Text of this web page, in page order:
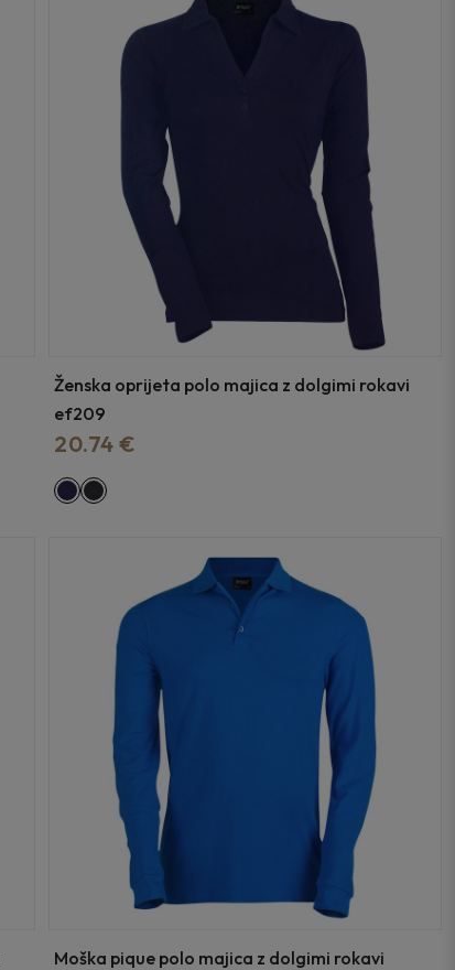
Ženska oprijeta polo majica z dolgimi rokavi
ef209
20.74 €
Moška pique polo majica z dolgimi rokavi